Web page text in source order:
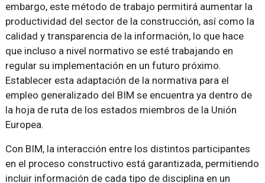
embargo, este método de trabajo permitirá aumentar la
productividad del sector de la construcción, así como la
calidad y transparencia de la información, lo que hace
que incluso a nivel normativo se esté trabajando en
regular su implementación en un futuro próximo.
Establecer esta adaptación de la normativa para el
empleo generalizado del BIM se encuentra ya dentro de
la hoja de ruta de los estados miembros de la Unión
Europea.
Con BIM, la interacción entre los distintos participantes
en el proceso constructivo está garantizada, permitiendo
incluir información de cada tipo de disciplina en un